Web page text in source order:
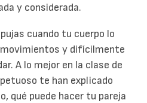
y considerada.
cuando tu cuerpo lo
y difícilmente
A lo mejor en la clase de
te han explicado
qué puede hacer tu pareja